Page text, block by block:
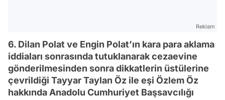
Reklam
6. Dilan Polat ve Engin Polat’ın kara para aklama
iddiaları sonrasında tutuklanarak cezaevine
gönderilmesinden sonra dikkatlerin üstülerine
çevrildiği Tayyar Taylan Öz ile eşi Özlem Öz
hakkında Anadolu Cumhuriyet Başsavcılığı